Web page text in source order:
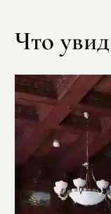
Что